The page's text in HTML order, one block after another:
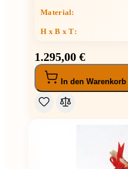
Material:
H x B x T:
1.295,00 €
In den Warenkorb